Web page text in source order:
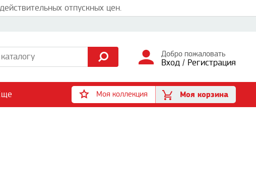
отпускных цен.
Добро пожаловать
Вход / Регистрация
Моя коллекция Моя корзина